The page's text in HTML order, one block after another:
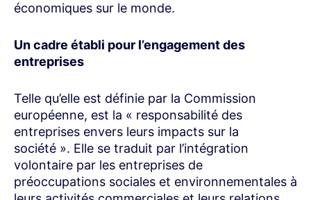
économiques sur le monde.
Un cadre établi pour l’engagement des
entreprises
Telle qu’elle est définie par la Commission
européenne, est la « responsabilité des
entreprises envers leurs impacts sur la
société ». Elle se traduit par l’intégration
volontaire par les entreprises de
préoccupations sociales et environnementales à